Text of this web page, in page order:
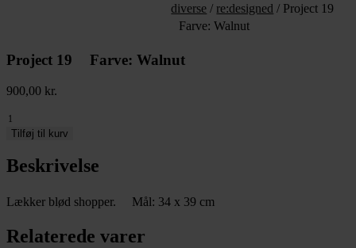
diverse / re:designed / Project 19
Farve: Walnut
Project 19 Farve: Walnut
900,00 kr.
Project
19
Farve:
antal
Tilføj til kurv
Beskrivelse
Lækker blød shopper. Mål: 34 x 39 cm
Relaterede varer